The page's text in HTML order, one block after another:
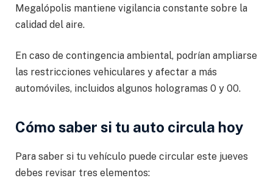
Megalópolis mantiene vigilancia constante sobre la
calidad del aire.
En caso de contingencia ambiental, podrían ampliarse
las restricciones vehiculares y afectar a más
automóviles, incluidos algunos hologramas 0 y 00.
Cómo saber si tu auto circula hoy
Para saber si tu vehículo puede circular este jueves
debes revisar tres elementos: